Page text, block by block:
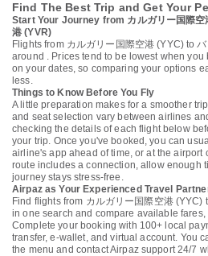
Find The Best Trip and Get Your
Start Your Journey from カルガリー国際空
港 (YVR)
Flights from カルガリー国際空港 (YYC) to
around . Prices tend to be lowest when
on your dates, so comparing your options
less.
Things to Know Before You Fly
A little preparation makes for a smoother
and seat selection vary between airlines
checking the details of each flight below
your trip. Once you've booked, you can
airline's app ahead of time, or at the airport
route includes a connection, allow enough
journey stays stress-free.
Airpaz as Your Experienced Travel
Find flights from カルガリー国際空港 (YYC)
in one search and compare available
Complete your booking with 100+ local
transfer, e-wallet, and virtual account. You
the menu and contact Airpaz support 24/7